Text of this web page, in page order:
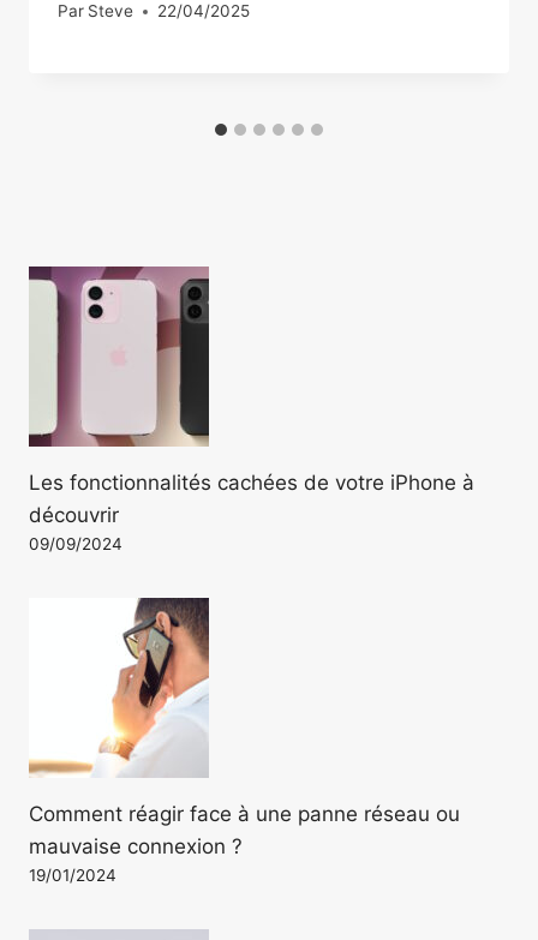
Par Steve 22/04/2025
Les fonctionnalités cachées de votre iPhone à
découvrir
09/09/2024
Comment réagir face à une panne réseau ou
mauvaise connexion ?
19/01/2024